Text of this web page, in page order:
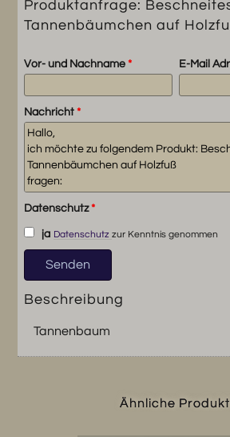
Produktanfrage:
Tannenbäumchen auf
Vor- und Nachname* E-Mail
Nachricht*
Datenschutz*
ja Datenschutz zur Kenntnis genommen
Beschreibung
Tannenbaum
Ähnliche